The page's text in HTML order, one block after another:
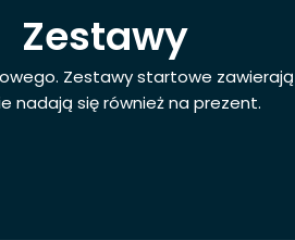
Zestawy
Zestawy startowe
nadają się również na prezent.